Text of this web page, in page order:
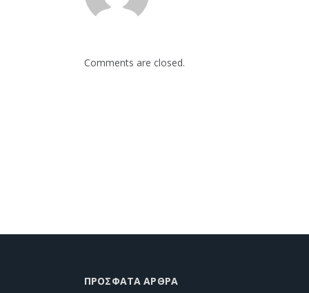
Comments are closed.
ΠΡΌΣΦΑΤΑ ΆΡΘΡΑ